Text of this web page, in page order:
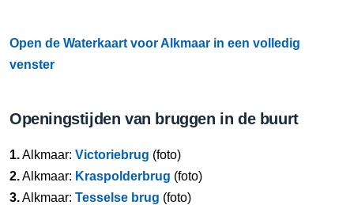
Open de Waterkaart voor Alkmaar in een volledig
venster
Openingstijden van bruggen in de buurt
1.Alkmaar: Victoriebrug (foto)
2.Alkmaar: Kraspolderbrug (foto)
3.Alkmaar: Tesselse brug (foto)